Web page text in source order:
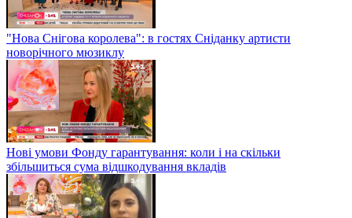
"Нова Снігова королева": в гостях Сніданку артисти
новорічного мюзиклу
Нові умови Фонду гарантування: коли і на скільки
збільшиться сума відшкодування вкладів